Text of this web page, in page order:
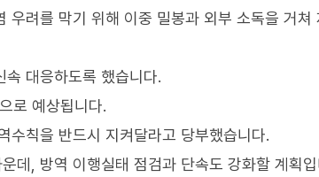
우려를 막기 위해 이중 밀봉과 외부 소독을 거쳐
대응하도록 했습니다.
로 예상됩니다.
칙을 반드시 지켜달라고 당부했습니다.
데, 방역 이행실태 점검과 단속도 강화할 계획